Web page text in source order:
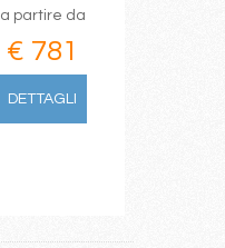
a partire da
€ 781
DETTAGLI